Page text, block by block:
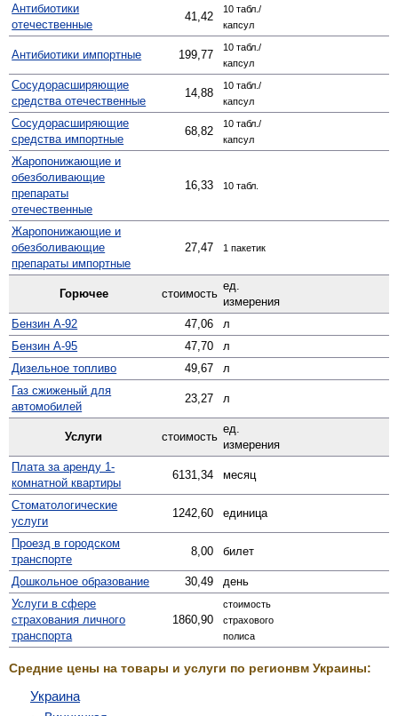
Антибиотики
отечественные
41,42
10 табл./
капсул
Антибиотики импортные 199,77
10 табл./
капсул
Сосудо­расширяющие
средства отечественные
14,88
10 табл./
капсул
Сосуд­орасширяющие
средства импортные
68,82
10 табл./
капсул
Жаро­понижающие и
обезболивающие
препараты
отечественные
16,33 10 табл.
Жаро­понижающие и
обезболивающие
препараты импортные
27,47 1 пакетик
Горючее стоимость
ед.
измерения
Бензин А-92
47,06
л
Бензин А-95
47,70
л
Дизельное топливо
49,67
л
Газ сжиженый для
автомобилей
23,27 л
Услуги стоимость
ед.
измерения
Плата за аренду 1-
комнатной квартиры
6131,34 месяц
Стомато­логические
услуги
1242,60 единица
Проезд в городском
транспорте
8,00 билет
Дошкольное образование 30,49
день
Услуги в сфере
страхования личного
транспорта
1860,90
стоимость
страхового
полиса
Средние цены на товары и услуги по регионвм Украины:
Украина